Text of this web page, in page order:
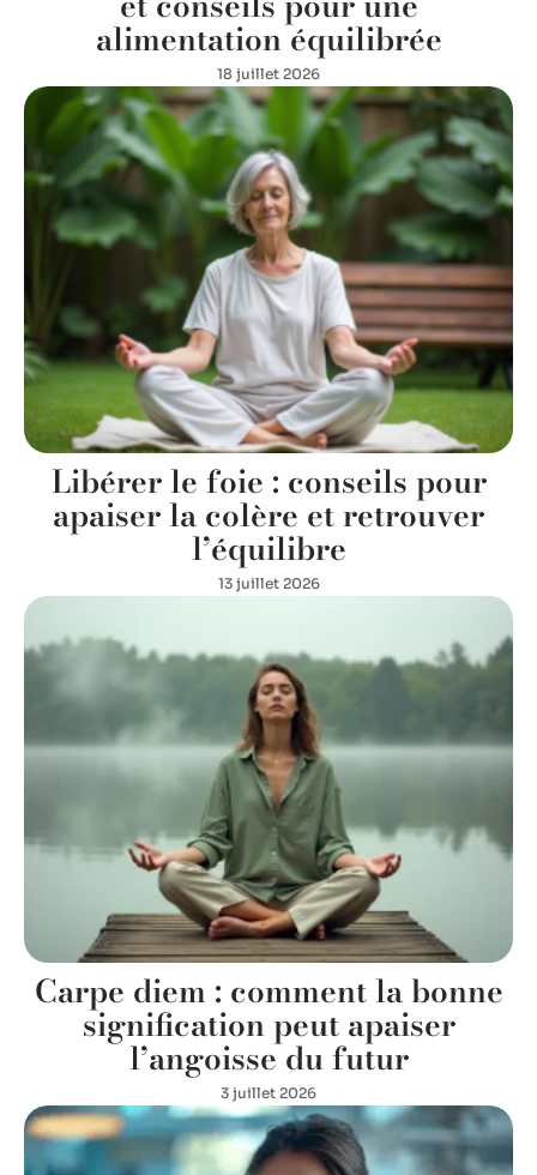
alimentation équilibrée
18 juillet 2026
Libérer le foie : conseils pour
apaiser la colère et retrouver
l’équilibre
13 juillet 2026
Carpe diem : comment la bonne
signification peut apaiser
l’angoisse du futur
3 juillet 2026